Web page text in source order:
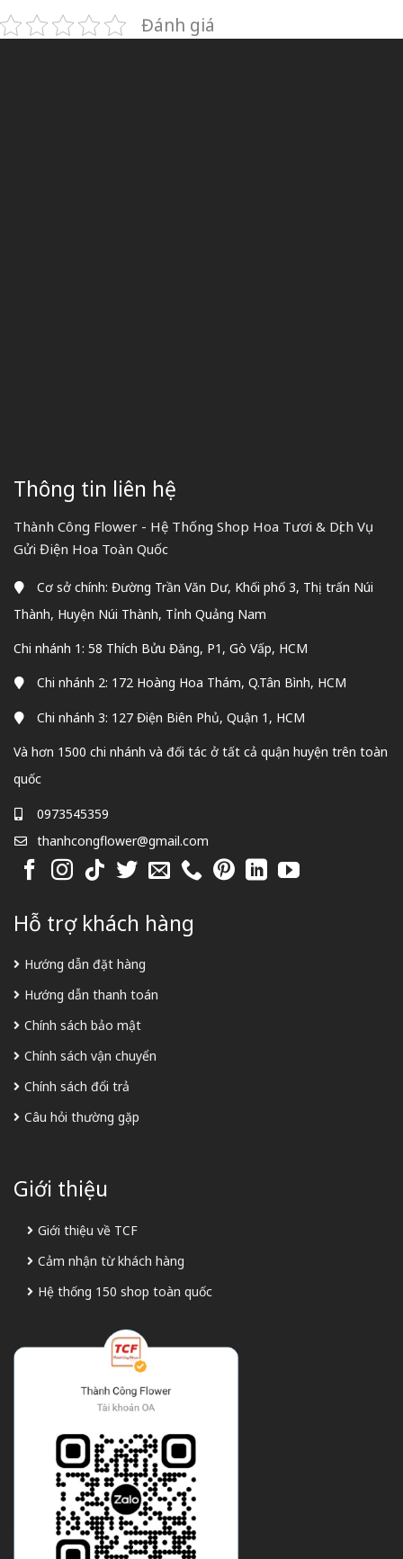
Đánh giá
Thông tin liên hệ
Thành Công Flower - Hệ Thống Shop Hoa Tươi & Dịch Vụ
Gửi Điện Hoa Toàn Quốc
Cơ sở chính: Đường Trần Văn Dư, Khối phố 3, Thị trấn Núi
Thành, Huyện Núi Thành, Tỉnh Quảng Nam
Chi nhánh 1: 58 Thích Bửu Đăng, P1, Gò Vấp, HCM
Chi nhánh 2: 172 Hoàng Hoa Thám, Q.Tân Bình, HCM
Chi nhánh 3: 127 Điện Biên Phủ, Quận 1, HCM
Và hơn 1500 chi nhánh và đối tác ở tất cả quận huyện trên toàn
quốc
0973545359
thanhcongflower@gmail.com
Hỗ trợ khách hàng
Hướng dẫn đặt hàng
Hướng dẫn thanh toán
Chính sách bảo mật
Chính sách vận chuyển
Chính sách đổi trả
Câu hỏi thường gặp
Giới thiệu
Giới thiệu về TCF
Cảm nhận từ khách hàng
Hệ thống 150 shop toàn quốc